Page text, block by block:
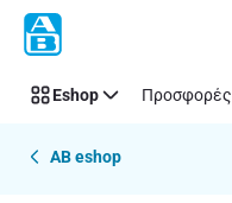
Παράλειψη
Eshop Προσφορές
AB eshop